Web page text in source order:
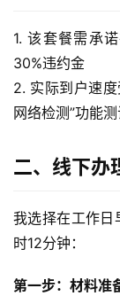
1. 该套餐需承
30%违约金
2. 实际到户速
网络检测”功能
二、线下办
我选择在工作日
时12分钟：
第一步：材料准